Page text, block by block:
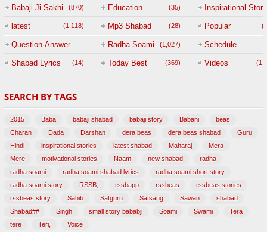
Babaji Ji Sakhi (870) Education (35) Inspirational Story
latest (1,118) Mp3 Shabad (28) Popular
Question-Answer
Session with
(47)
Radha Soami (1,027) Schedule
Shabad Lyrics (14) Today Best (369) Videos
SEARCH BY TAGS
2015 Baba babaji shabad babaji story Babani
beas
Charan
Dada Darshan dera beas dera beas shabad
Guru
Hindi
inspirational stories latest shabad Maharaj
Mera
Mere
motivational stories Naam new shabad
radha
radha soami
radha soami shabad lyrics
radha soami short story
radha soami story
RSSB, rssbapp rssbeas
rssbeas stories
rssbeas story
Sahib Satguru Satsang Sawan
shabad
Shabad##
Singh small story bababji Soami Swami
Tera
tere
Teri, Voice